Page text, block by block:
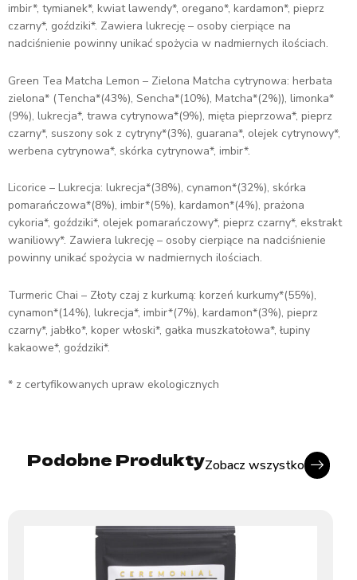
imbir*, tymianek*, kwiat lawendy*, oregano*, kardamon*, pieprz
czarny*, goździki*. Zawiera lukrecję – osoby cierpiące na
nadciśnienie powinny unikać spożycia w nadmiernych ilościach.
Green Tea Matcha Lemon – Zielona Matcha cytrynowa: herbata
zielona* (Tencha*(43%), Sencha*(10%), Matcha*(2%)), limonka*
(9%), lukrecja*, trawa cytrynowa*(9%), mięta pieprzowa*, pieprz
czarny*, suszony sok z cytryny*(3%), guarana*, olejek cytrynowy*,
werbena cytrynowa*, skórka cytrynowa*, imbir*.
Licorice – Lukrecja: lukrecja*(38%), cynamon*(32%), skórka
pomarańczowa*(8%), imbir*(5%), kardamon*(4%), prażona
cykoria*, goździki*, olejek pomarańczowy*, pieprz czarny*, ekstrakt
waniliowy*. Zawiera lukrecję – osoby cierpiące na nadciśnienie
powinny unikać spożycia w nadmiernych ilościach.
Turmeric Chai – Złoty czaj z kurkumą: korzeń kurkumy*(55%),
cynamon*(14%), lukrecja*, imbir*(7%), kardamon*(3%), pieprz
czarny*, jabłko*, koper włoski*, gałka muszkatołowa*, łupiny
kakaowe*, goździki*.
* z certyfikowanych upraw ekologicznych
Podobne ProduktyZobacz wszystko